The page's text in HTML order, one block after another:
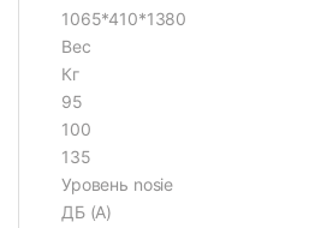
1065*410*1380
Вес
Кг
95
100
135
Уровень nosie
ДБ (А)